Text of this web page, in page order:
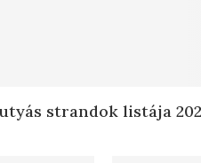
strandok listája